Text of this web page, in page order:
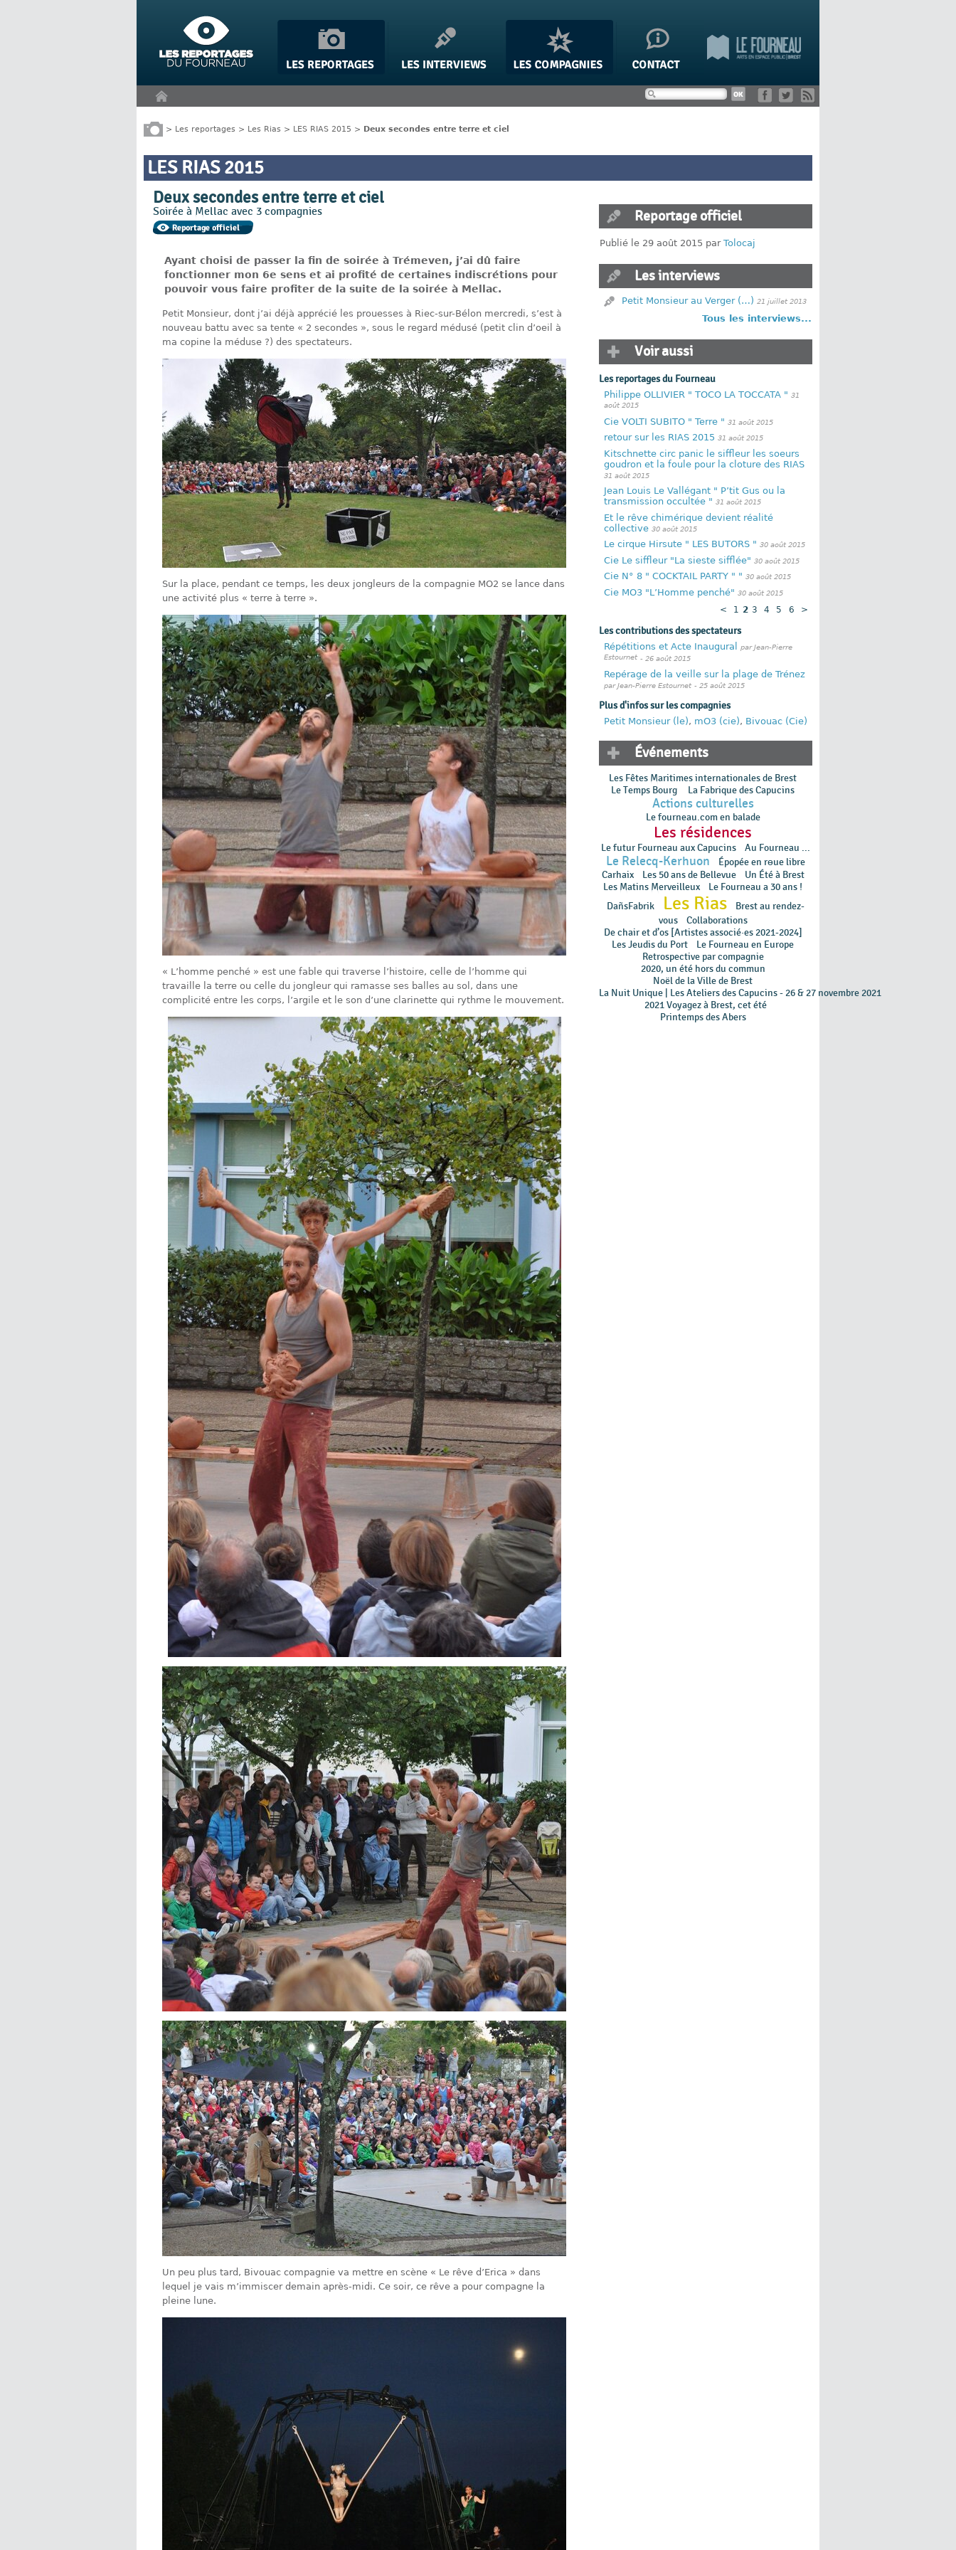
> Les reportages > Les Rias > LES RIAS 2015 > Deux secondes entre terre et ciel
LES RIAS 2015
Deux secondes entre terre et ciel
Soirée à Mellac avec 3 compagnies
Ayant choisi de passer la fin de soirée à Trémeven, j’ai dû faire
fonctionner mon 6e sens et ai profité de certaines indiscrétions pour
pouvoir vous faire profiter de la suite de la soirée à Mellac.
Petit Monsieur, dont j’ai déjà apprécié les prouesses à Riec-sur-Bélon mercredi, s’est à
nouveau battu avec sa tente « 2 secondes », sous le regard médusé (petit clin d’oeil à
ma copine la méduse ?) des spectateurs.
Sur la place, pendant ce temps, les deux jongleurs de la compagnie MO2 se lance dans
une activité plus « terre à terre ».
« L’homme penché » est une fable qui traverse l’histoire, celle de l’homme qui
travaille la terre ou celle du jongleur qui ramasse ses balles au sol, dans une
complicité entre les corps, l’argile et le son d’une clarinette qui rythme le mouvement.
Un peu plus tard, Bivouac compagnie va mettre en scène « Le rêve d’Erica » dans
lequel je vais m’immiscer demain après-midi. Ce soir, ce rêve a pour compagne la
pleine lune.
Reportage officiel
Publié le 29 août 2015 parTolocaj
Les interviews
Petit Monsieur au Verger (…) 21 juillet 2013
Tous les interviews...
Voir aussi
Les reportages du Fourneau
Philippe OLLIVIER " TOCO LA TOCCATA " 31
août 2015
Cie VOLTI SUBITO " Terre " 31 août 2015
retour sur les RIAS 2015 31 août 2015
Kitschnette circ panic le siffleur les soeurs
goudron et la foule pour la cloture des RIAS
31 août 2015
Jean Louis Le Vallégant " P’tit Gus ou la
transmission occultée " 31 août 2015
Et le rêve chimérique devient réalité
collective 30 août 2015
Le cirque Hirsute " LES BUTORS " 30 août 2015
Cie Le siffleur "La sieste sifflée" 30 août 2015
Cie N° 8 " COCKTAIL PARTY " " 30 août 2015
Cie MO3 "L’Homme penché" 30 août 2015
< 1 2 3 4 5 6 >
Les contributions des spectateurs
Répétitions et Acte Inaugural par Jean-Pierre
Estournet - 26 août 2015
Repérage de la veille sur la plage de Trénez
par Jean-Pierre Estournet - 25 août 2015
Plus d'infos sur les compagnies
Petit Monsieur (le), mO3 (cie), Bivouac (Cie)
Événements
Les Fêtes Maritimes internationales de Brest
Le Temps Bourg
La Fabrique des Capucins
Actions culturelles
Le fourneau.com en balade
Les résidences
Le futur Fourneau aux Capucins Au Fourneau ...
Le Relecq-Kerhuon
Épopée en rɵue libre
Carhaix
Les 50 ans de Bellevue
Un Été à Brest
Les Matins Merveilleux
Le Fourneau a 30 ans !
DañsFabrik
Les Rias
Brest au rendez-
vous
Collaborations
De chair et d’os [Artistes associé·es 2021-2024]
Les Jeudis du Port
Le Fourneau en Europe
Retrospective par compagnie
2020, un été hors du commun
Noël de la Ville de Brest
La Nuit Unique | Les Ateliers des Capucins - 26 & 27 novembre 2021
2021 Voyagez à Brest, cet été
Printemps des Abers